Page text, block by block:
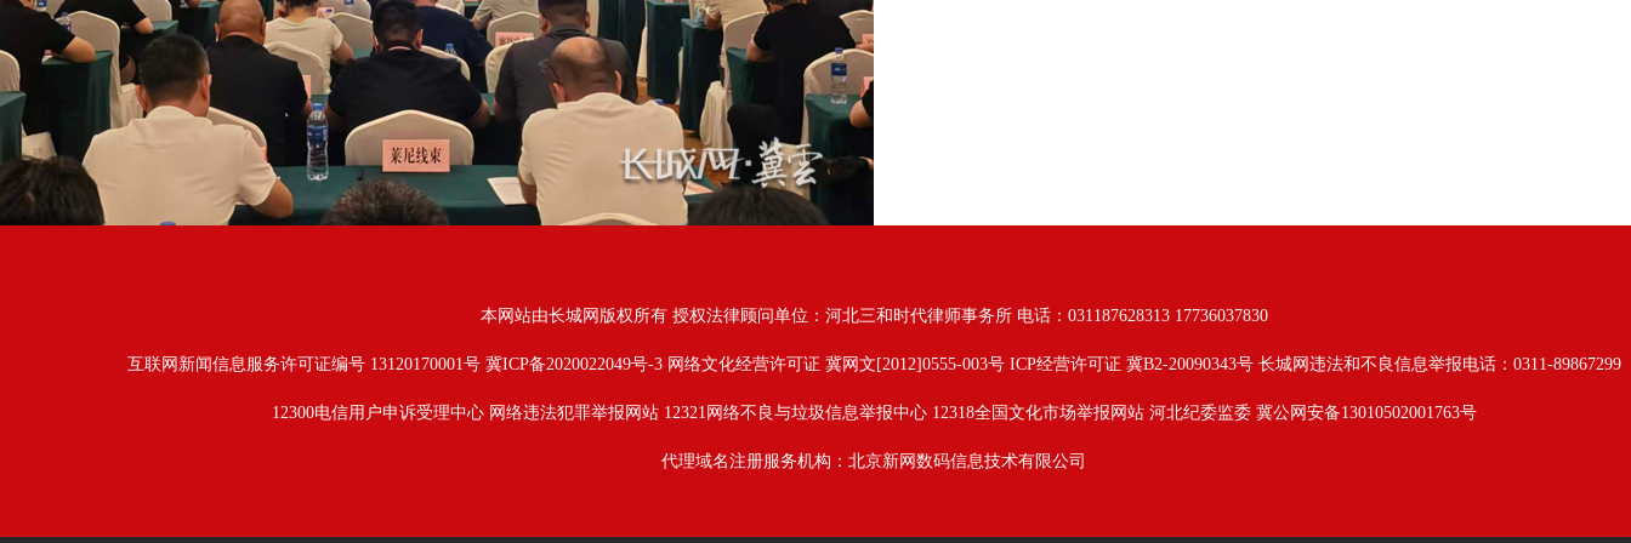
本网站由长城网版权所有 授权法律顾问单位：河北三和时代律师事务所 电话：031187628313 17736037830
互联网新闻信息服务许可证编号 13120170001号 冀ICP备2020022049号-3网络文化经营许可证 冀网文[2012]0555-003号 ICP经营许可证 冀B2-20090343号 长城网违法和不良信息举报电话：0311-89867299
12300电信用户申诉受理中心 网络违法犯罪举报网站 12321网络不良与垃圾信息举报中心 12318全国文化市场举报网站 河北纪委监委 冀公网安备13010502001763号
代理域名注册服务机构：北京新网数码信息技术有限公司